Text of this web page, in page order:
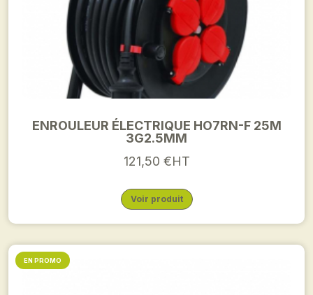
ENROULEUR ÉLECTRIQUE HO7RN-F 25M
3G2.5MM
121,50 €HT
Voir produit
EN PROMO